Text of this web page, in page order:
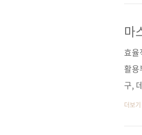
《
에
마
효
활
구,
한
더보기